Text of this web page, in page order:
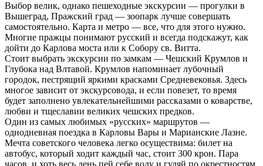
Выбор велик, однако пешеходные экскурсии — прогулки в
Вышеград, Пражский град — зоопарк лучше совершать
самостоятельно. Карта и метро — все, что для этого нужно.
Многие пражцы понимают русский и всегда подскажут, как
дойти до Карлова моста или к Собору св. Витта.
Стоит выбрать экскурсии по замкам — Чешский Крумлов и
Глубока над Влтавой. Крумлов напоминает лубочный
городок, пестрящий яркими красками Средневековья. Здесь
многое зависит от экскурсовода, и если повезет, то время
будет заполнено увлекательнейшими рассказами о коварстве,
любви и тщеславии великих чешских предков.
Один из самых любимых «русских» маршрутов —
однодневная поездка в Карловы Вары и Марианские Лазне.
Мечта советского человека легко осуществима: билет на
автобус, который ходит каждый час, стоит 300 крон. Пара